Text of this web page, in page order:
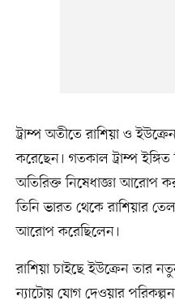
ট্রাম্প অতীতে রাশিয়া ও
করেছেন। গতকাল ট্রাম্প
অতিরিক্ত নিষেধাজ্ঞা আরোপ
তিনি ভারত থেকে রাশিয়ার
আরোপ করেছিলেন।
রাশিয়া চাইছে ইউক্রেন তার
ন্যাটোয় যোগ দেওয়ার